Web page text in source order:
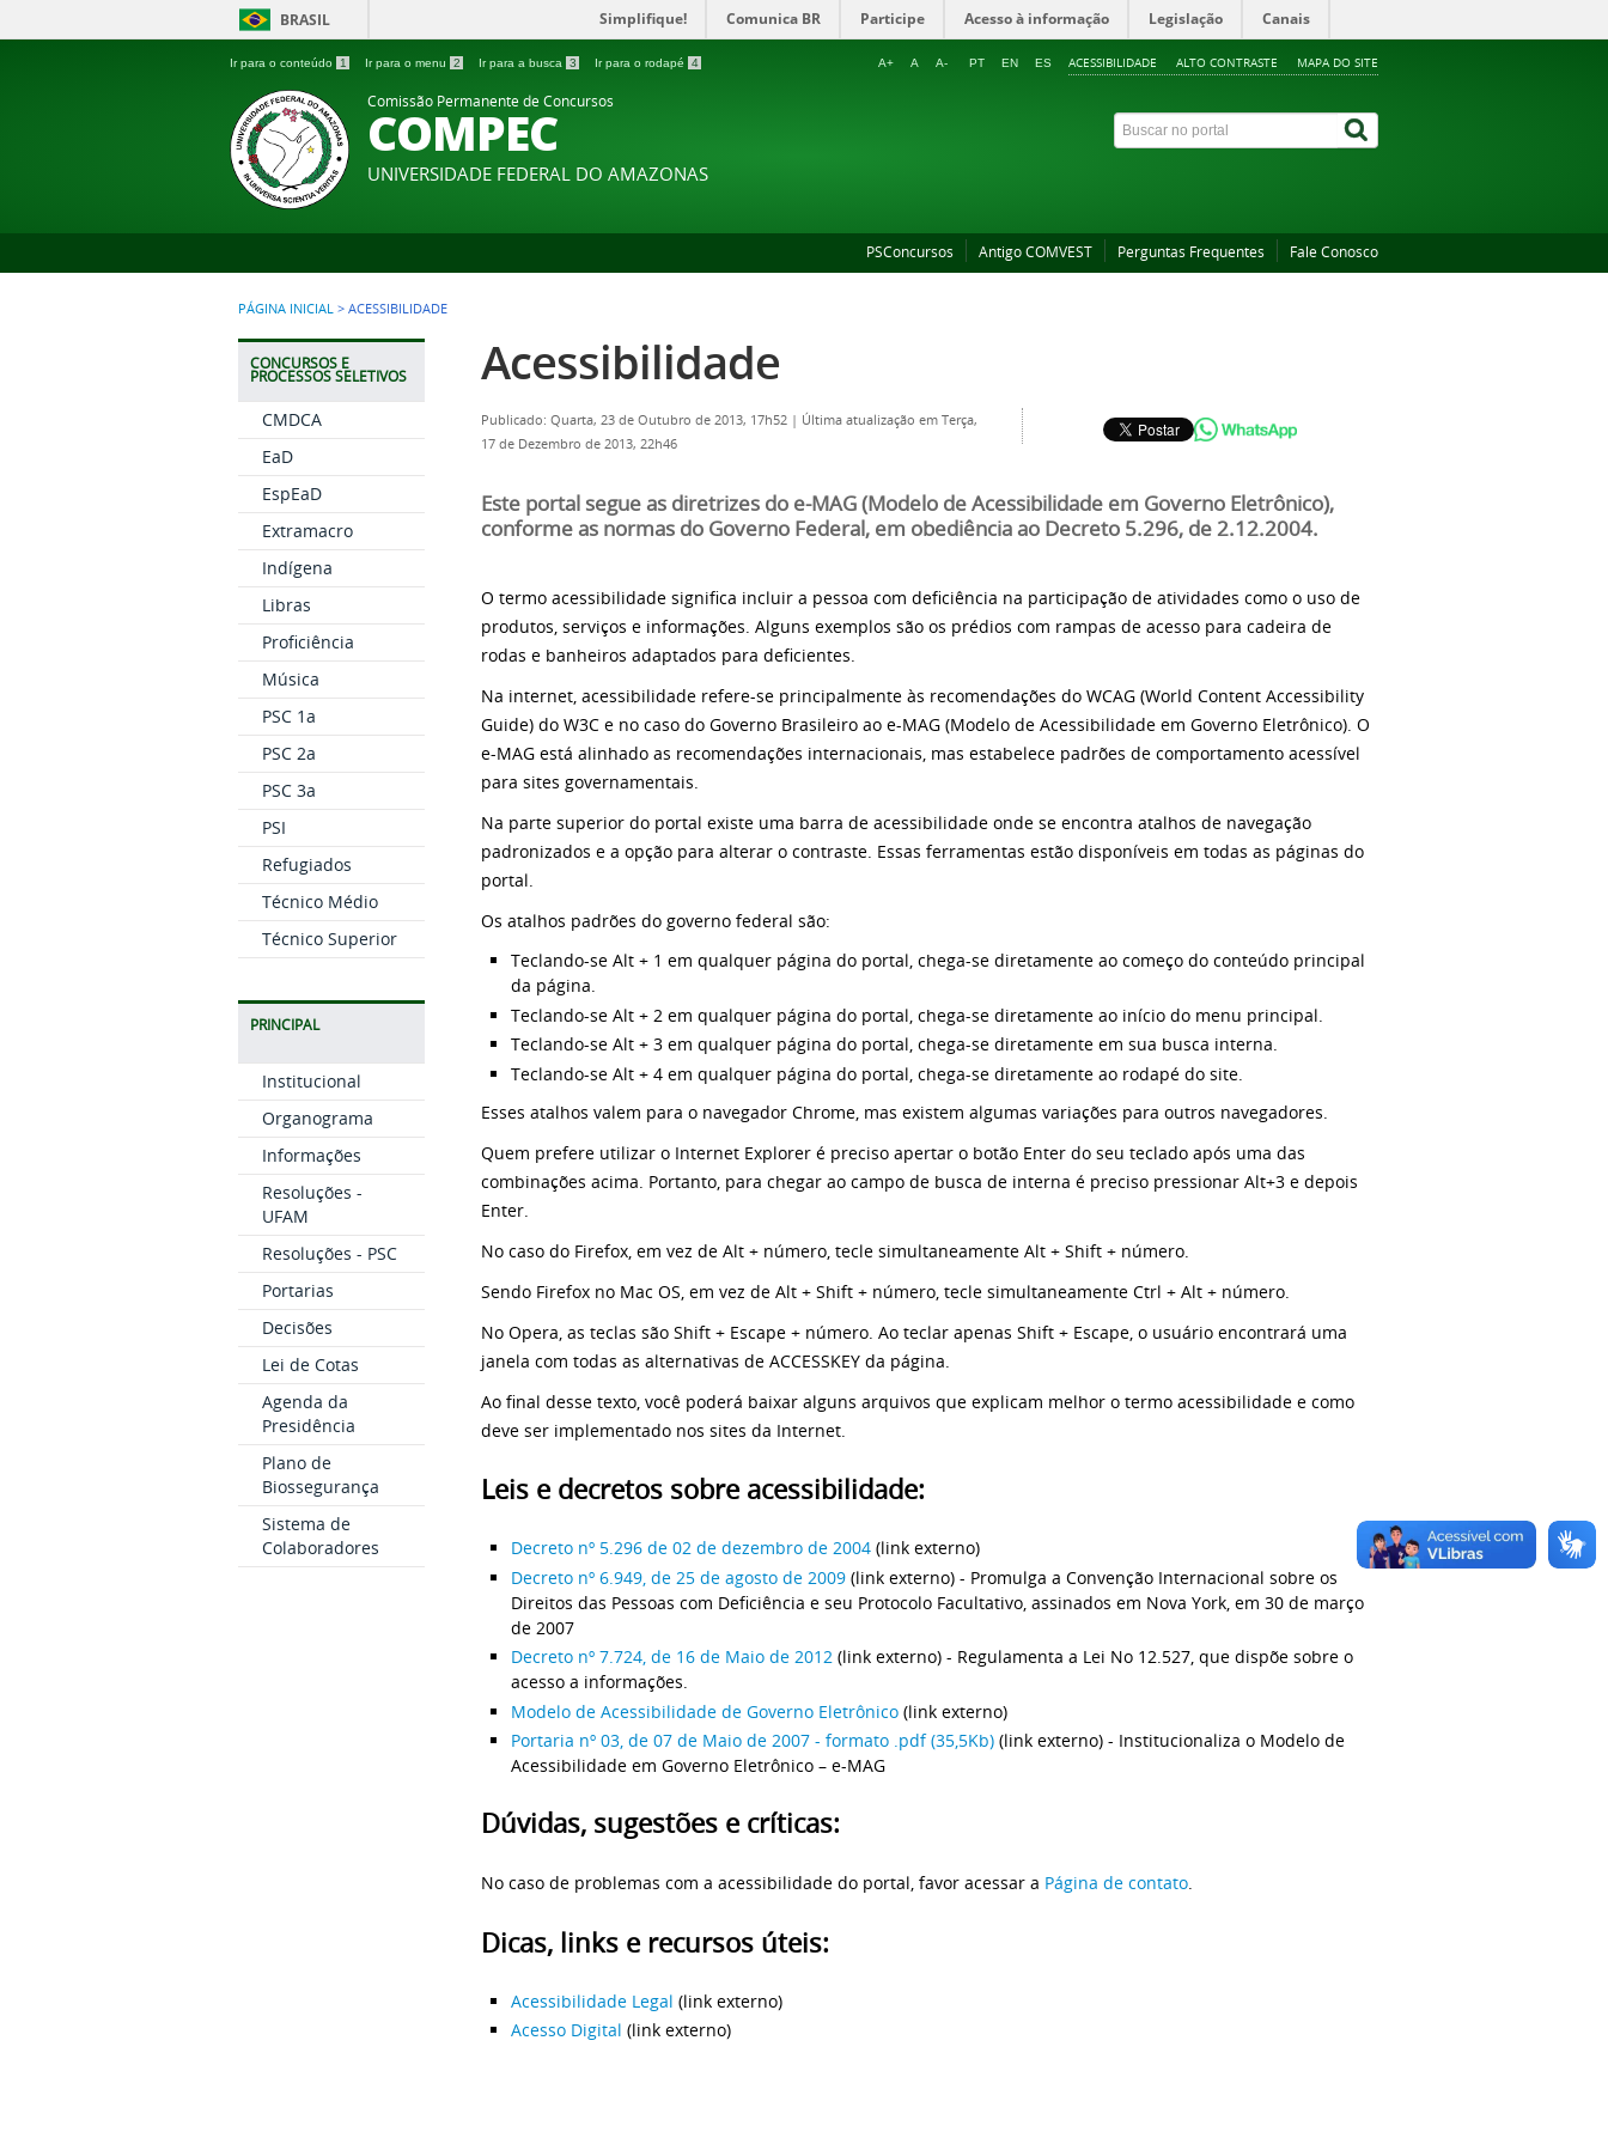
BRASIL Simplifique! Comunica BR Participe Acesso à informação Legislação Canais
Ir para o conteúdo 1 Ir para o menu 2 Ir para a busca 3 Ir para o rodapé 4 ACESSIBILIDADE ALTO CONTRASTE MAPA DO SITE
A+ A A- PT EN ES
Comissão Permanente de Concursos
COMPEC
UNIVERSIDADE FEDERAL DO AMAZONAS
PSConcursos Antigo COMVEST Perguntas Frequentes Fale Conosco
PÁGINA INICIAL > ACESSIBILIDADE
CONCURSOS E
PROCESSOS SELETIVOS
CMDCA
EaD
EspEaD
Extramacro
Indígena
Libras
Proficiência
Música
PSC 1a
PSC 2a
PSC 3a
PSI
Refugiados
Técnico Médio
Técnico Superior
PRINCIPAL
Institucional
Organograma
Informações
Resoluções -
UFAM
Resoluções - PSC
Portarias
Decisões
Lei de Cotas
Agenda da
Presidência
Plano de
Biossegurança
Sistema de
Colaboradores
Acessibilidade
Publicado: Quarta, 23 de Outubro de 2013, 17h52 | Última atualização em Terça,
17 de Dezembro de 2013, 22h46
Este portal segue as diretrizes do e-MAG (Modelo de Acessibilidade em Governo Eletrônico),
conforme as normas do Governo Federal, em obediência ao Decreto 5.296, de 2.12.2004.
O termo acessibilidade significa incluir a pessoa com deficiência na participação de atividades como o uso de
produtos, serviços e informações. Alguns exemplos são os prédios com rampas de acesso para cadeira de
rodas e banheiros adaptados para deficientes.
Na internet, acessibilidade refere-se principalmente às recomendações do WCAG (World Content Accessibility
Guide) do W3C e no caso do Governo Brasileiro ao e-MAG (Modelo de Acessibilidade em Governo Eletrônico). O
e-MAG está alinhado as recomendações internacionais, mas estabelece padrões de comportamento acessível
para sites governamentais.
Na parte superior do portal existe uma barra de acessibilidade onde se encontra atalhos de navegação
padronizados e a opção para alterar o contraste. Essas ferramentas estão disponíveis em todas as páginas do
portal.
Os atalhos padrões do governo federal são:
Teclando-se Alt + 1 em qualquer página do portal, chega-se diretamente ao começo do conteúdo principal
da página.
Teclando-se Alt + 2 em qualquer página do portal, chega-se diretamente ao início do menu principal.
Teclando-se Alt + 3 em qualquer página do portal, chega-se diretamente em sua busca interna.
Teclando-se Alt + 4 em qualquer página do portal, chega-se diretamente ao rodapé do site.
Esses atalhos valem para o navegador Chrome, mas existem algumas variações para outros navegadores.
Quem prefere utilizar o Internet Explorer é preciso apertar o botão Enter do seu teclado após uma das
combinações acima. Portanto, para chegar ao campo de busca de interna é preciso pressionar Alt+3 e depois
Enter.
No caso do Firefox, em vez de Alt + número, tecle simultaneamente Alt + Shift + número.
Sendo Firefox no Mac OS, em vez de Alt + Shift + número, tecle simultaneamente Ctrl + Alt + número.
No Opera, as teclas são Shift + Escape + número. Ao teclar apenas Shift + Escape, o usuário encontrará uma
janela com todas as alternativas de ACCESSKEY da página.
Ao final desse texto, você poderá baixar alguns arquivos que explicam melhor o termo acessibilidade e como
deve ser implementado nos sites da Internet.
Leis e decretos sobre acessibilidade:
Decreto nº 5.296 de 02 de dezembro de 2004 (link externo)
Decreto nº 6.949, de 25 de agosto de 2009 (link externo) - Promulga a Convenção Internacional sobre os
Direitos das Pessoas com Deficiência e seu Protocolo Facultativo, assinados em Nova York, em 30 de março
de 2007
Decreto nº 7.724, de 16 de Maio de 2012 (link externo) - Regulamenta a Lei No 12.527, que dispõe sobre o
acesso a informações.
Modelo de Acessibilidade de Governo Eletrônico (link externo)
Portaria nº 03, de 07 de Maio de 2007 - formato .pdf (35,5Kb) (link externo) - Institucionaliza o Modelo de
Acessibilidade em Governo Eletrônico – e-MAG
Dúvidas, sugestões e críticas:
No caso de problemas com a acessibilidade do portal, favor acessar a Página de contato.
Dicas, links e recursos úteis:
Acessibilidade Legal (link externo)
Acesso Digital (link externo)